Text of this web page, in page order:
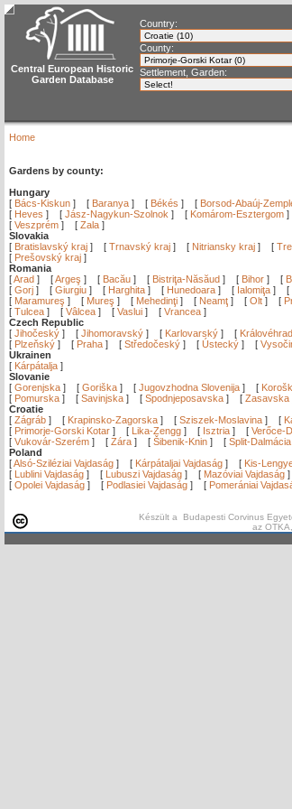
Central European Historic
Garden Database
Country:
County:
Settlement, Garden:
Home
Gardens by county:
Hungary
[ Bács-Kiskun ] [ Baranya ] [ Békés ] [ Borsod-Abaúj-
[ Heves ] [ Jász-Nagykun-Szolnok ] [ Komárom-Esztergom ]
[ Veszprém ] [ Zala ]
Slovakia
[ Bratislavský kraj ] [ Trnavský kraj ] [ Nitriansky kraj ] [
[ Prešovský kraj ]
Romania
[Arad ] [Argeş ] [ Bacău ] [ Bistriţa-Năsăud ] [ Bihor ] [
[ Gorj ] [ Giurgiu ] [ Harghita ] [ Hunedoara ] [ Ialomiţa ] [
[ Maramureş ] [ Mureş ] [ Mehedinţi ] [ Neamţ ] [ Olt ] [
[ Tulcea ] [ Vâlcea ] [ Vaslui ] [ Vrancea ]
Czech Republic
[ Jihočeský ] [ Jihomoravský ] [ Karlovarský ] [
[ Plzeňský ] [ Praha ] [ Středočeský ] [ Ústecký ] [
Ukrainen
[ Kárpátalja ]
Slovanie
[ Gorenjska ] [ Goriška ] [ Jugovzhodna Slovenija ] [
[ Pomurska ] [ Savinjska ] [ Spodnjeposavska ] [ Zasavska
Croatie
[ Zágráb ] [ Krapinsko-Zagorska ] [ Sziszek-Moslavina ] [
[ Primorje-Gorski Kotar ] [ Lika-Zengg ] [ Isztria ] [ Verőce-
[ Vukovár-Szerém ] [ Zára ] [ Šibenik-Knin ] [ Split-Dalmácia
Poland
[Alsó-Sziléziai Vajdaság ] [ Kárpátaljai Vajdaság ] [ Kis-
[ Lublini Vajdaság ] [ Lubuszi Vajdaság ] [ Mazóviai Vajdaság ]
[ Opolei Vajdaság ] [ Podlasiei Vajdaság ] [ Pomerániai
Készült a Budapesti Corvinus
az